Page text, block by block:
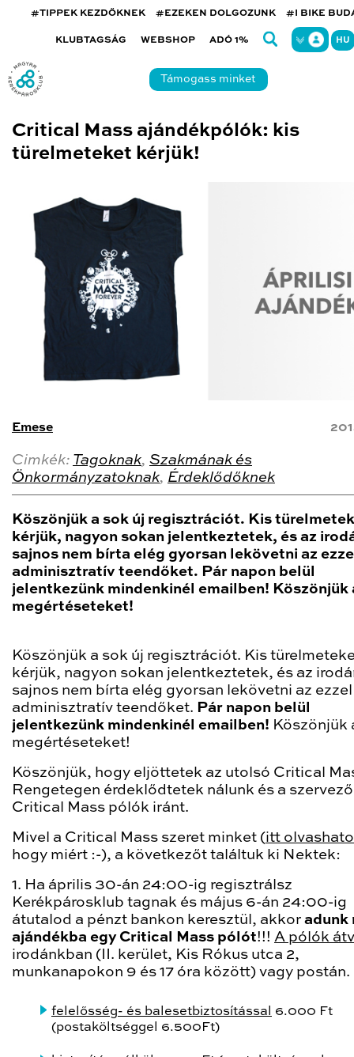
#TIPPEK KEZDŐKNEK #EZEKEN DOLGOZUNK #I BIKE
KLUBTAGSÁG WEBSHOP ADÓ 1% HU
Támogass minket
Critical Mass ajándékpólók: kis
türelmeteket kérjük!
Emese
Cimkék: Tagoknak, Szakmának és
Önkormányzatoknak, Érdeklődőknek
Köszönjük a sok új regisztrációt. Kis
kérjük, nagyon sokan jelentkeztetek, és az
sajnos nem bírta elég gyorsan lekövetni az
adminisztratív teendőket. Pár napon belül
jelentkezünk mindenkinél emailben! Köszönjük
megértéseteket!
Köszönjük a sok új regisztrációt. Kis
kérjük, nagyon sokan jelentkeztetek, és az
sajnos nem bírta elég gyorsan lekövetni az
adminisztratív teendőket. Pár napon belül
jelentkezünk mindenkinél emailben! Köszönjük
megértéseteket!
Köszönjük, hogy eljöttetek az utolsó Critical
Rengetegen érdeklődtetek nálunk és a
Critical Mass pólók iránt.
Mivel a Critical Mass szeret minket (itt
hogy miért :-), a következőt találtuk ki Nektek:
1. Ha április 30-án 24:00-ig regisztrálsz
Kerékpárosklub tagnak és május 6-án 24:00-ig
átutalod a pénzt bankon keresztül, akkor adunk
ajándékba egy Critical Mass pólót!!! A pólók
irodánkban (II. kerület, Kis Rókus utca 2,
munkanapokon 9 és 17 óra között) vagy postán.
felelősség- és balesetbiztosítással
6.000 Ft
(postaköltséggel 6.500Ft)